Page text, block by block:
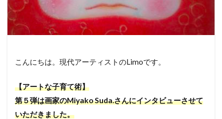
こんにちは。現代アーティストのLimoです。
【アートな子育て術】
第５弾は画家のMiyako Suda.さんにインタビューさせて
いただきました。